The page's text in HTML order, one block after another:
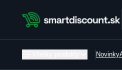
Novinky